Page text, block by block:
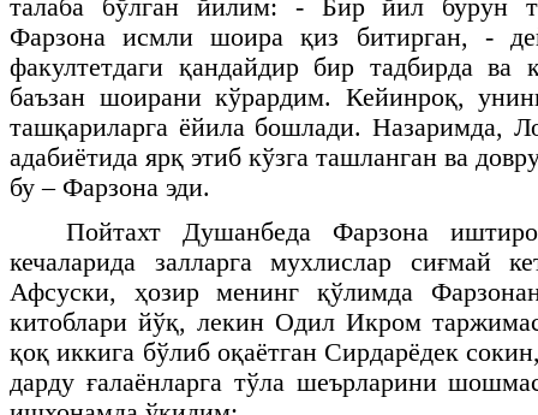
талаба бўлган йилим: - Бир йил бурун
Фарзона исмли шоира қиз битирган, -
факултетдаги қандайдир бир тадбирда ва
баъзан шоирани кўрардим. Кейинроқ,
ташқариларга ёйила бошлади. Назаримда,
адабиётида ярқ этиб кўзга ташланган ва
бу – Фарзона эди.
Пойтахт Душанбеда Фарзона
кечаларида залларга мухлислар сиғмай
Афсуски, ҳозир менинг қўлимда
китоблари йўқ, лекин Одил Икром
қоқ иккига бўлиб оқаётган Сирдарёдек
дарду ғалаёнларга тўла шеърларини